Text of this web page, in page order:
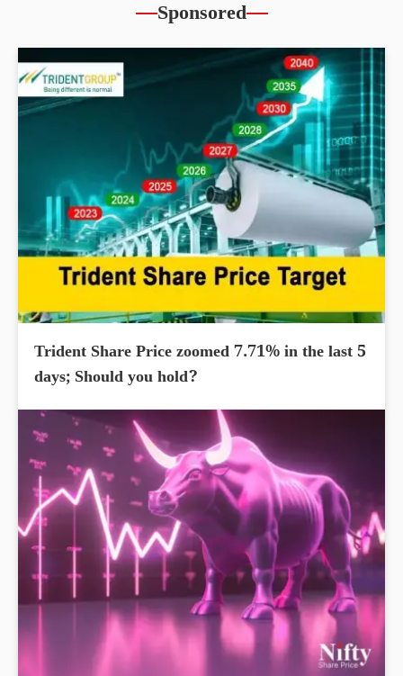
Sponsored
Trident Share Price zoomed 7.71% in the last 5
days; Should you hold?